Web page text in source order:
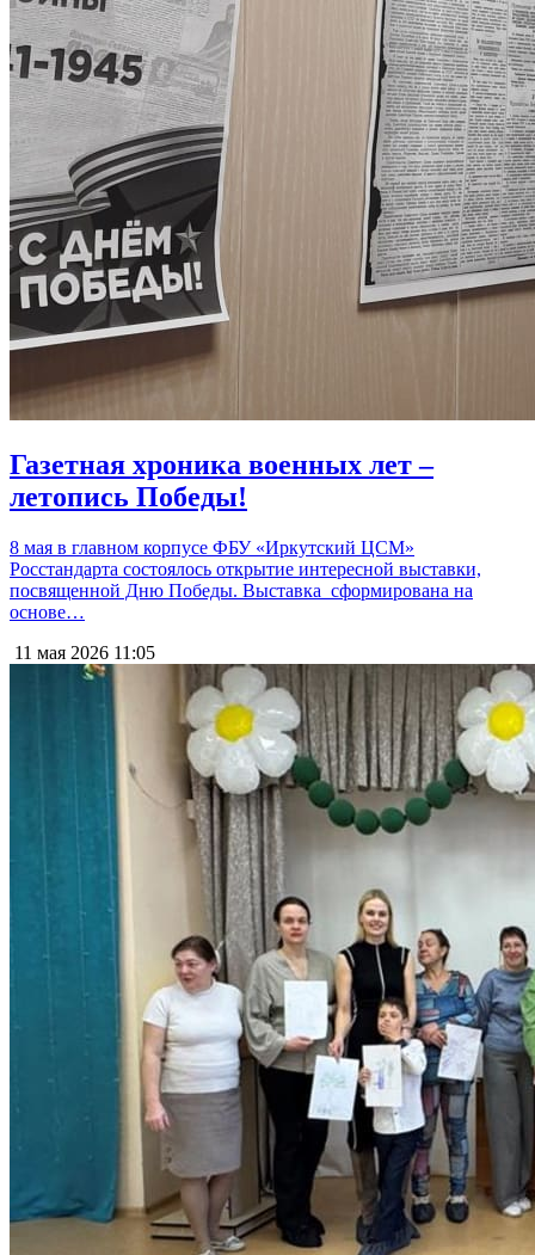
Газетная хроника военных лет –
летопись Победы!
8 мая в главном корпусе ФБУ «Иркутский ЦСМ»
Росстандарта состоялось открытие интересной выставки,
посвященной Дню Победы. Выставка сформирована на
основе…
11 мая 2026 11:05